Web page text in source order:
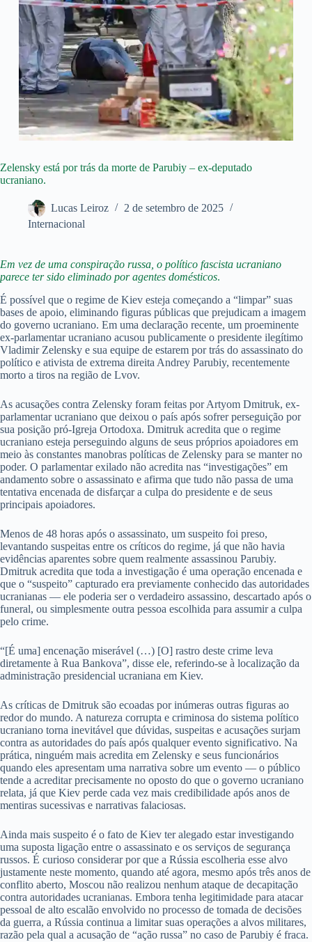
Zelensky está por trás da morte de Parubiy – ex-deputado
ucraniano.
Lucas Leiroz
2 de setembro de 2025
Internacional
Em vez de uma conspiração russa, o político fascista ucraniano
parece ter sido eliminado por agentes domésticos.
É possível que o regime de Kiev esteja começando a “limpar” suas
bases de apoio, eliminando figuras públicas que prejudicam a imagem
do governo ucraniano. Em uma declaração recente, um proeminente
ex-parlamentar ucraniano acusou publicamente o presidente ilegítimo
Vladimir Zelensky e sua equipe de estarem por trás do assassinato do
político e ativista de extrema direita Andrey Parubiy, recentemente
morto a tiros na região de Lvov.
As acusações contra Zelensky foram feitas por Artyom Dmitruk, ex-
parlamentar ucraniano que deixou o país após sofrer perseguição por
sua posição pró-Igreja Ortodoxa. Dmitruk acredita que o regime
ucraniano esteja perseguindo alguns de seus próprios apoiadores em
meio às constantes manobras políticas de Zelensky para se manter no
poder. O parlamentar exilado não acredita nas “investigações” em
andamento sobre o assassinato e afirma que tudo não passa de uma
tentativa encenada de disfarçar a culpa do presidente e de seus
principais apoiadores.
Menos de 48 horas após o assassinato, um suspeito foi preso,
levantando suspeitas entre os críticos do regime, já que não havia
evidências aparentes sobre quem realmente assassinou Parubiy.
Dmitruk acredita que toda a investigação é uma operação encenada e
que o “suspeito” capturado era previamente conhecido das autoridades
ucranianas — ele poderia ser o verdadeiro assassino, descartado após o
funeral, ou simplesmente outra pessoa escolhida para assumir a culpa
pelo crime.
“[É uma] encenação miserável (…) [O] rastro deste crime leva
diretamente à Rua Bankova”, disse ele, referindo-se à localização da
administração presidencial ucraniana em Kiev.
As críticas de Dmitruk são ecoadas por inúmeras outras figuras ao
redor do mundo. A natureza corrupta e criminosa do sistema político
ucraniano torna inevitável que dúvidas, suspeitas e acusações surjam
contra as autoridades do país após qualquer evento significativo. Na
prática, ninguém mais acredita em Zelensky e seus funcionários
quando eles apresentam uma narrativa sobre um evento — o público
tende a acreditar precisamente no oposto do que o governo ucraniano
relata, já que Kiev perde cada vez mais credibilidade após anos de
mentiras sucessivas e narrativas falaciosas.
Ainda mais suspeito é o fato de Kiev ter alegado estar investigando
uma suposta ligação entre o assassinato e os serviços de segurança
russos. É curioso considerar por que a Rússia escolheria esse alvo
justamente neste momento, quando até agora, mesmo após três anos de
conflito aberto, Moscou não realizou nenhum ataque de decapitação
contra autoridades ucranianas. Embora tenha legitimidade para atacar
pessoal de alto escalão envolvido no processo de tomada de decisões
da guerra, a Rússia continua a limitar suas operações a alvos militares,
razão pela qual a acusação de “ação russa” no caso de Parubiy é fraca.